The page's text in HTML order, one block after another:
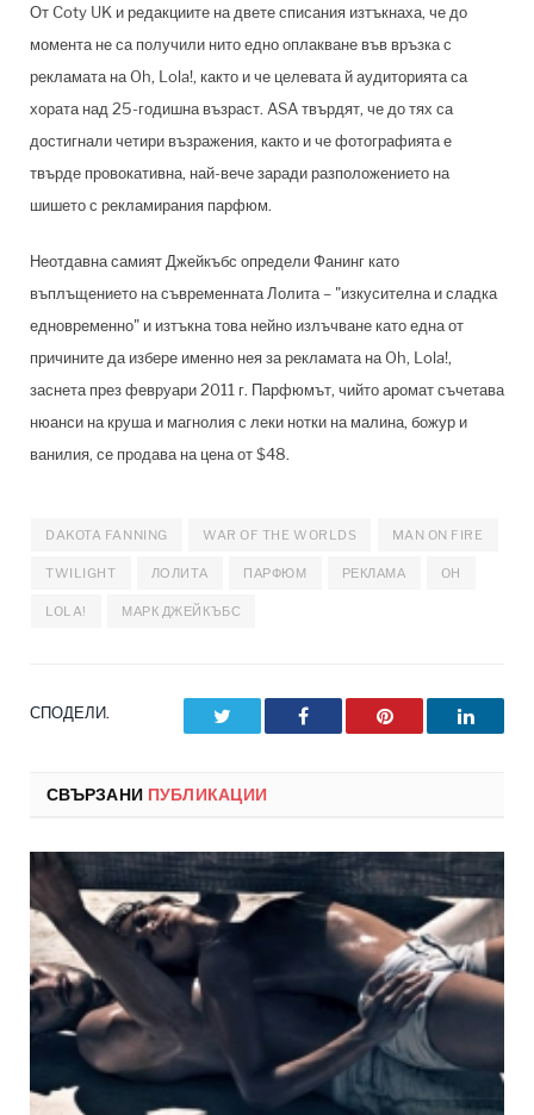
От Coty UK и редакциите на двете списания изтъкнаха, че до
момента не са получили нито едно оплакване във връзка с
рекламата на Oh, Lola!, както и че целевата й аудиторията са
хората над 25-годишна възраст. ASA твърдят, че до тях са
достигнали четири възражения, както и че фотографията е
твърде провокативна, най-вече заради разположението на
шишето с рекламирания парфюм.
Неотдавна самият Джейкъбс определи Фанинг като
въплъщението на съвременната Лолита – "изкусителна и сладка
едновременно" и изтъкна това нейно излъчване като една от
причините да избере именно нея за рекламата на Oh, Lola!,
заснета през февруари 2011 г. Парфюмът, чийто аромат съчетава
нюанси на круша и магнолия с леки нотки на малина, божур и
ванилия, се продава на цена от $48.
DAKOTA FANNING WAR OF THE WORLDS MAN ON FIRE
TWILIGHT ЛОЛИТА ПАРФЮМ РЕКЛАМА OH
LOLA! МАРК ДЖЕЙКЪБС
СПОДЕЛИ. Facebook Pinterest
СВЪРЗАНИ ПУБЛИКАЦИИ